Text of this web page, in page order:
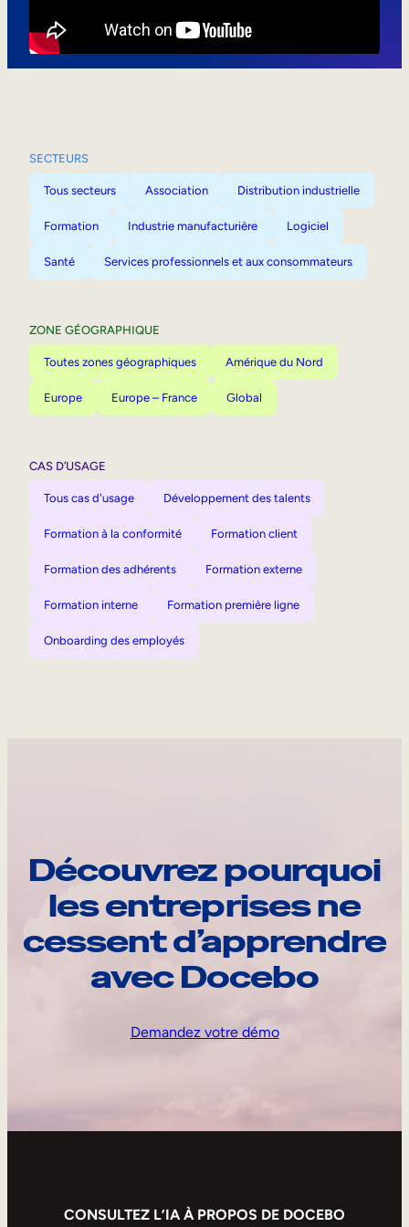
SECTEURS
Tous secteurs Association Distribution industrielle
Formation Industrie manufacturière Logiciel
Santé Services professionnels et aux consommateurs
ZONE GÉOGRAPHIQUE
Toutes zones géographiques Amérique du Nord
Europe Europe – France Global
CAS D’USAGE
Tous cas d'usage Développement des talents
Formation à la conformité Formation client
Formation des adhérents Formation externe
Formation interne Formation première ligne
Onboarding des employés
Découvrez pourquoi
les entreprises ne
cessent d’apprendre
avec Docebo
Demandez votre démo
CONSULTEZ L’IA À PROPOS DE DOCEBO